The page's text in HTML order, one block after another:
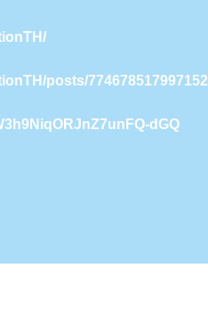
posts/774678517997152
dGQ